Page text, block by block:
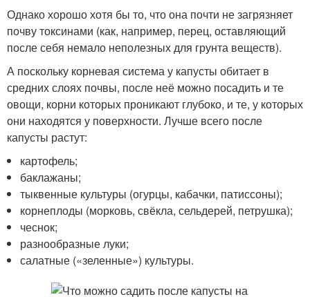
Однако хорошо хотя бы то, что она почти не загрязняет
почву токсинами (как, например, перец, оставляющий
после себя немало неполезных для грунта веществ).
А поскольку корневая система у капусты обитает в
средних слоях почвы, после неё можно посадить и те
овощи, корни которых проникают глубоко, и те, у которых
они находятся у поверхности. Лучше всего после
капусты растут:
картофель;
баклажаны;
тыквенные культуры (огурцы, кабачки, патиссоны);
корнеплоды (морковь, свёкла, сельдерей, петрушка);
чеснок;
разнообразные луки;
салатные («зеленные») культуры.